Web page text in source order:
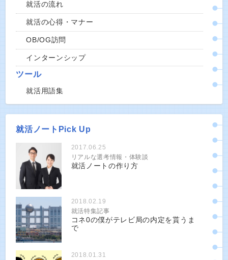
就活の流れ
就活の心得・マナー
OB/OG訪問
インターンシップ
ツール
就活用語集
就活ノートPick Up
2017.06.25
リアルな選考情報・体験談
就活ノートの作り方
2018.02.19
就活特集記事
コネ0の僕がテレビ局の内定を貰うま
で
2018.01.31